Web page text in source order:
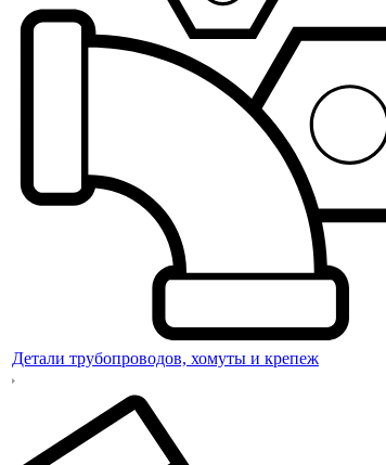
Детали трубопроводов, хомуты и крепеж